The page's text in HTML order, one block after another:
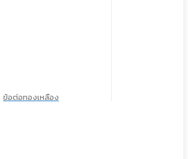
ข้อต่อทองเหลือง